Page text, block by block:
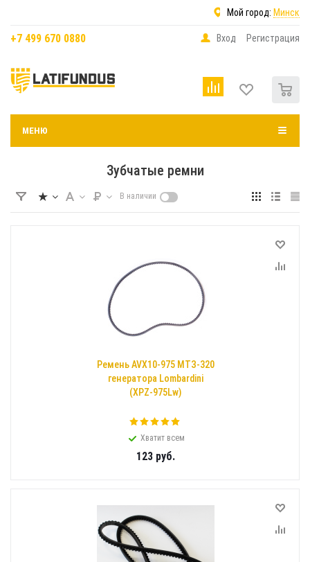
Мой город: Минск
+7 499 670 0880 Вход Регистрация
МЕНЮ
Зубчатые ремни
В наличии
Ремень AVX10-975 МТЗ-320
генератора Lombardini
(XPZ-975Lw)
Хватит всем
123руб.